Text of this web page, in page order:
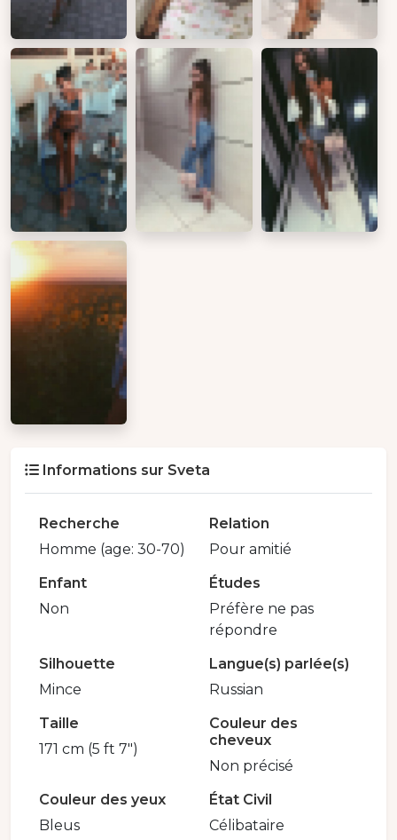
Informations sur Sveta
Recherche
Homme (age: 30-70)
Relation
Pour amitié
Enfant
Non
Études
Préfère ne pas
répondre
Silhouette
Mince
Langue(s) parlée(s)
Russian
Taille
171 cm (5 ft 7")
Couleur des
cheveux
Non précisé
Couleur des yeux
Bleus
État Civil
Célibataire